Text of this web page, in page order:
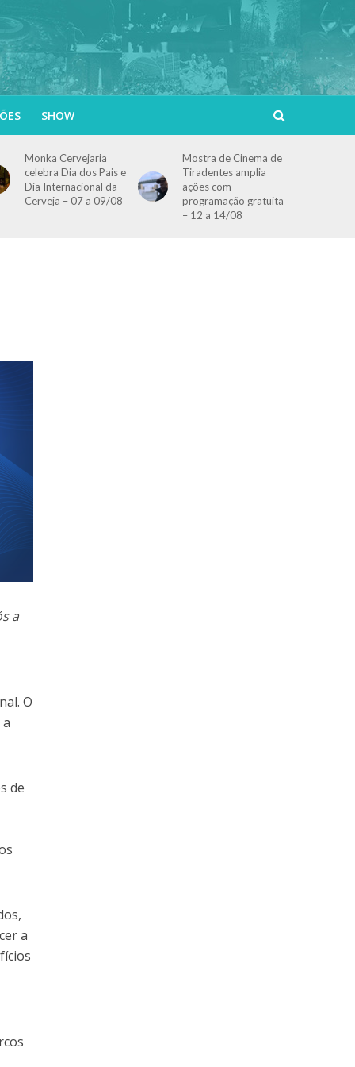
SHOW
Monka Cervejaria
celebra Dia dos Pais e
Dia Internacional da
Cerveja – 07 a 09/08
Mostra de Cinema de
Tiradentes amplia
ações com
programação gratuita
– 12 a 14/08
a
O
de
a